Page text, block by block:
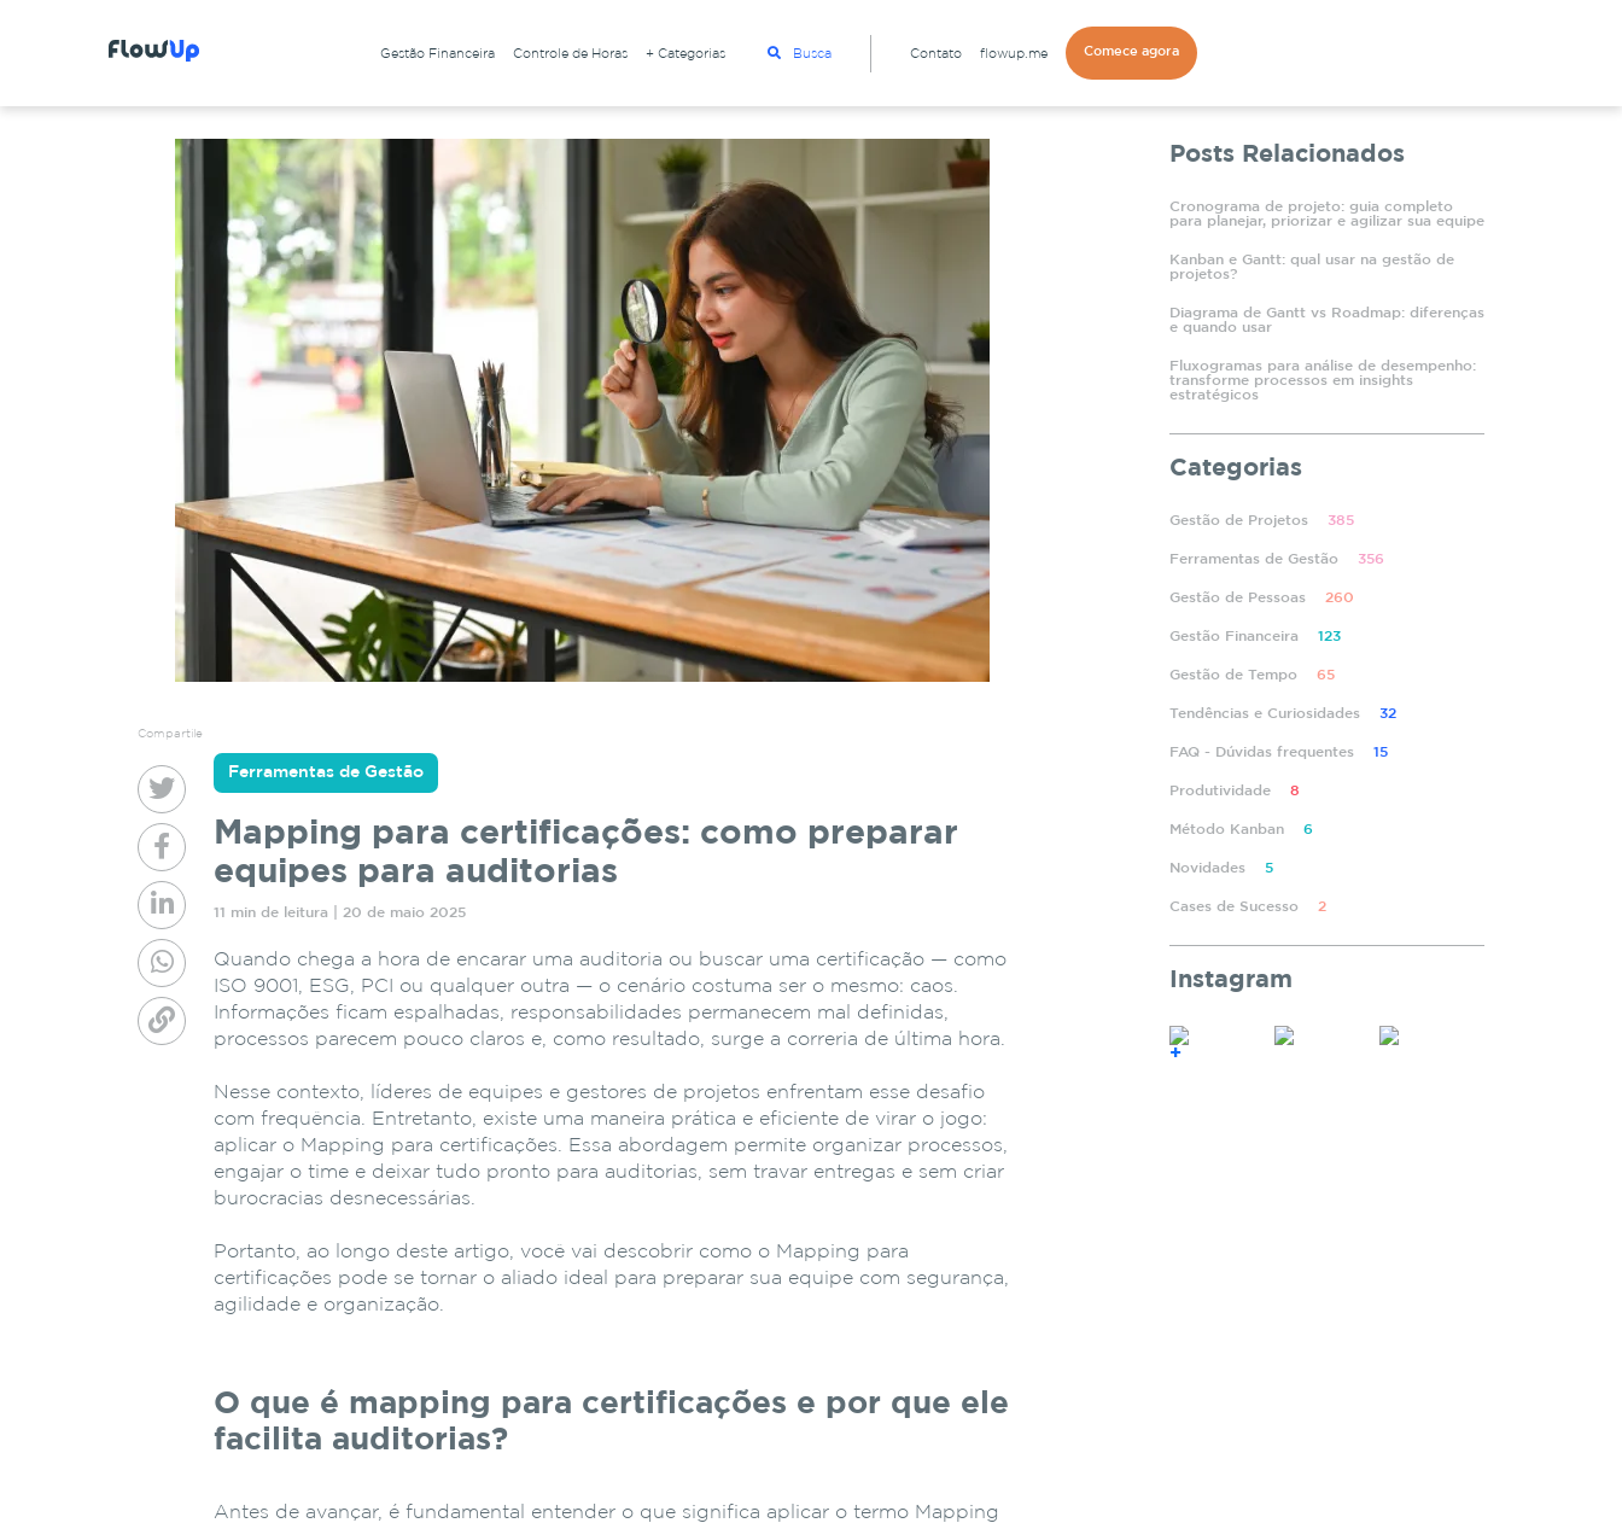
Gestão Financeira Controle de Horas + Categorias Busca Contato flowup.me Comece agora
Compartile
Ferramentas de Gestão
Mapping para certificações: como preparar
equipes para auditorias
11 min de leitura | 20 de maio 2025
Quando chega a hora de encarar uma auditoria ou buscar uma certificação — como
ISO 9001, ESG, PCI ou qualquer outra — o cenário costuma ser o mesmo: caos.
Informações ficam espalhadas, responsabilidades permanecem mal definidas,
processos parecem pouco claros e, como resultado, surge a correria de última hora.
Nesse contexto, líderes de equipes e gestores de projetos enfrentam esse desafio
com frequência. Entretanto, existe uma maneira prática e eficiente de virar o jogo:
aplicar o Mapping para certificações. Essa abordagem permite organizar processos,
engajar o time e deixar tudo pronto para auditorias, sem travar entregas e sem criar
burocracias desnecessárias.
Portanto, ao longo deste artigo, você vai descobrir como o Mapping para
certificações pode se tornar o aliado ideal para preparar sua equipe com segurança,
agilidade e organização.
O que é mapping para certificações e por que ele
facilita auditorias?
Antes de avançar, é fundamental entender o que significa aplicar o termo Mapping
Posts Relacionados
Cronograma de projeto: guia completo
para planejar, priorizar e agilizar sua equipe
Kanban e Gantt: qual usar na gestão de
projetos?
Diagrama de Gantt vs Roadmap: diferenças
e quando usar
Fluxogramas para análise de desempenho:
transforme processos em insights
estratégicos
Categorias
Gestão de Projetos 385
Ferramentas de Gestão 356
Gestão de Pessoas 260
Gestão Financeira 123
Gestão de Tempo 65
Tendências e Curiosidades 32
FAQ - Dúvidas frequentes 15
Produtividade 8
Método Kanban 6
Novidades 5
Cases de Sucesso 2
Instagram
+